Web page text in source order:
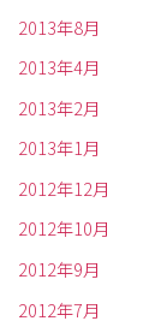
2013年8月
2013年4月
2013年2月
2013年1月
2012年12月
2012年10月
2012年9月
2012年7月